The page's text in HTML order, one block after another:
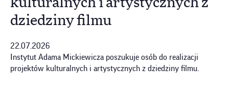
kulturalnych i artystycznych z
dziedziny filmu
22.07.2026
Instytut Adama Mickiewicza poszukuje osób do realizacji
projektów kulturalnych i artystycznych z dziedziny filmu.